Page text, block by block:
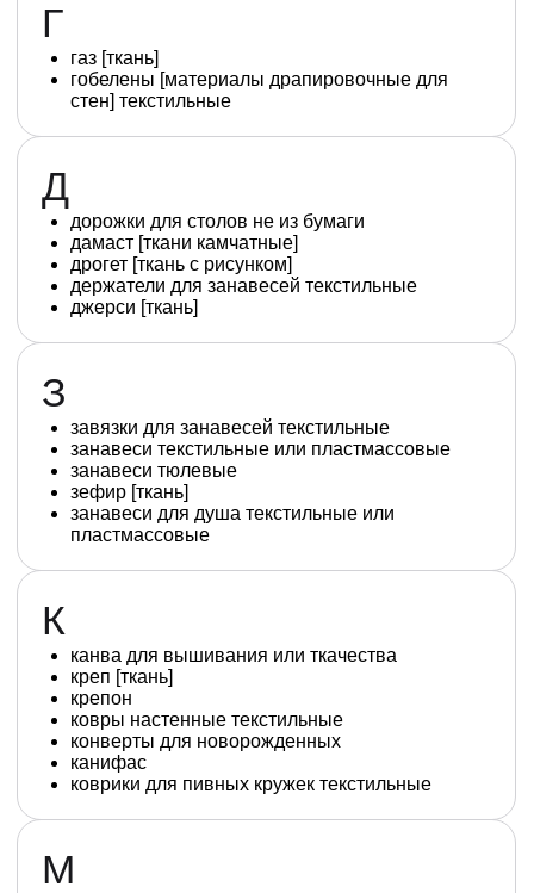
Г
газ [ткань]
гобелены [материалы драпировочные для
стен] текстильные
Д
дорожки для столов не из бумаги
дамаст [ткани камчатные]
дрогет [ткань с рисунком]
держатели для занавесей текстильные
джерси [ткань]
З
завязки для занавесей текстильные
занавеси текстильные или пластмассовые
занавеси тюлевые
зефир [ткань]
занавеси для душа текстильные или
пластмассовые
К
канва для вышивания или ткачества
креп [ткань]
крепон
ковры настенные текстильные
конверты для новорожденных
канифас
коврики для пивных кружек текстильные
М